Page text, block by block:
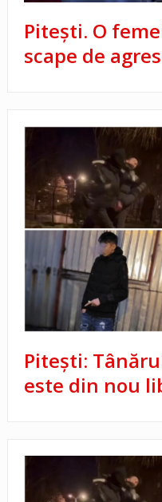
Pitești. O
scape de
Pitești:
este din nou